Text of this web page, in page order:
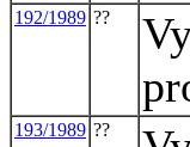
192/1989 ??
193/1989 ??